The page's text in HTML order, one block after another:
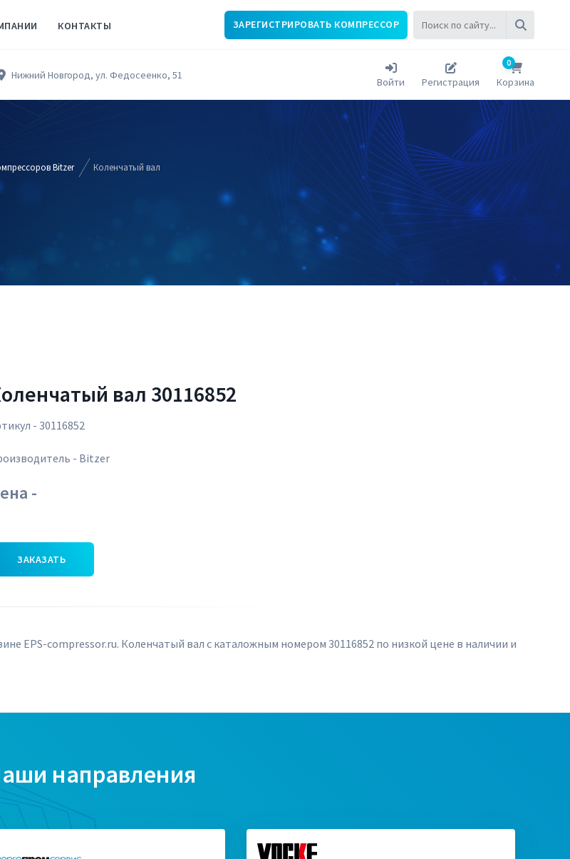
КОНТАКТЫ ЗАРЕГИСТРИРОВАТЬ КОМПРЕССОР
Нижний Новгород, ул. Федосеенко, 51
Войти Регистрация
0
Корзина
Bitzer Коленчатый вал
вал 30116852
- 30116852
- Bitzer
-
ЗАКАЗАТЬ
EPS-compressor.ru. Коленчатый вал с каталожным номером 30116852 по низкой цене в наличии и
направления